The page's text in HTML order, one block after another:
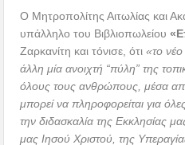
Ο Μητροπολίτης Αιτωλίας και
υπάλληλο του Βιβλιοπωλείου
Ζαρκανίτη και τόνισε, ότι«το νέο
άλλη μία ανοιχτή “πύλη” της
όλους τους ανθρώπους, μέσα
μπορεί να πληροφορείται για
την διδασκαλία της Εκκλησίας
μας Ιησού Χριστού, της